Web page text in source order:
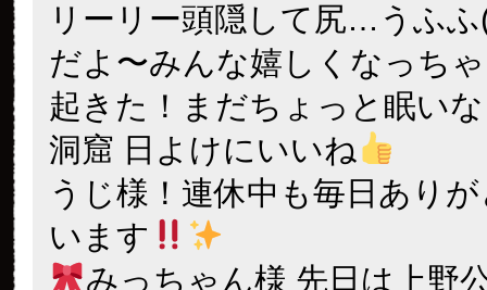
リーリー頭隠して尻…うふ
だよ〜みんな嬉しくなっち
起きた！まだちょっと眠い
洞窟 日よけにいいね
うじ様！連休中も毎日あり
います
みっちゃん様 先日は上野